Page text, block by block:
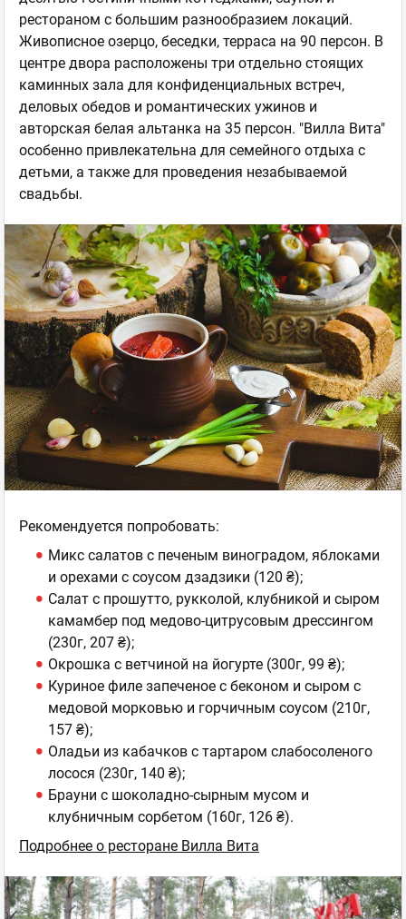
рестораном с большим разнообразием локаций.
Живописное озерцо, беседки, терраса на 90 персон. В
центре двора расположены три отдельно стоящих
каминных зала для конфиденциальных встреч,
деловых обедов и романтических ужинов и
авторская белая альтанка на 35 персон. "Вилла Вита"
особенно привлекательна для семейного отдыха с
детьми, а также для проведения незабываемой
свадьбы.
Рекомендуется попробовать:
Микс салатов с печеным виноградом, яблоками
и орехами с соусом дзадзики (120 ₴);
Салат с прошутто, рукколой, клубникой и сыром
камамбер под медово-цитрусовым дрессингом
(230г, 207 ₴);
Окрошка с ветчиной на йогурте (300г, 99 ₴);
Куриное филе запеченое с беконом и сыром с
медовой морковью и горчичным соусом (210г,
157 ₴);
Оладьи из кабачков с тартаром слабосоленого
лосося (230г, 140 ₴);
Брауни с шоколадно-сырным мусом и
клубничным сорбетом (160г, 126 ₴).
Подробнее о ресторане Вилла Вита